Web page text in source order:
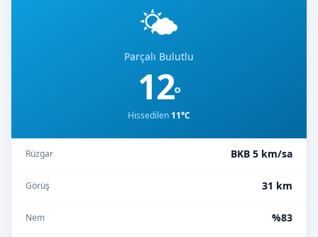
🌤️
Parçalı Bulutlu
12°
Hissedilen 11°C
Rüzgar BKB 5 km/sa
Görüş 31 km
Nem %83